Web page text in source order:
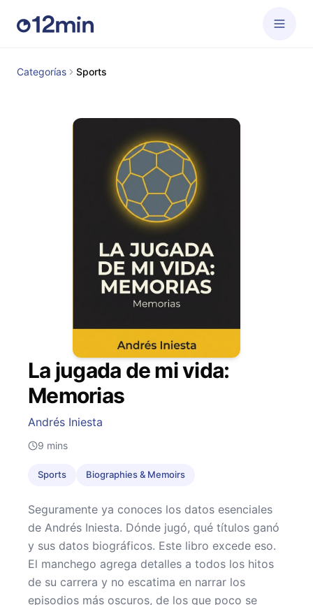
Categorías Sports
La jugada de mi vida:
Memorias
Andrés Iniesta
9 mins
Sports Biographies & Memoirs
Seguramente ya conoces los datos esenciales
de Andrés Iniesta. Dónde jugó, qué títulos ganó
y sus datos biográficos. Este libro excede eso.
El manchego agrega detalles a todos los hitos
de su carrera y no escatima en narrar los
episodios más oscuros, de los que poco se